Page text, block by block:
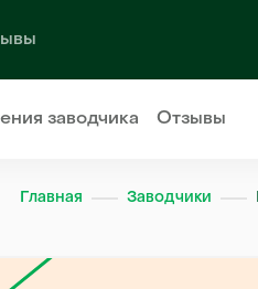
заводчика Отзывы
Главная Заводчики